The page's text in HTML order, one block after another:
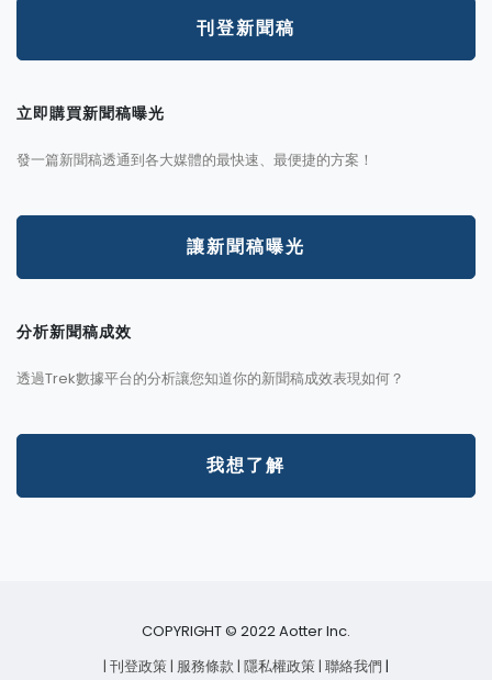
刊登新聞稿
立即購買新聞稿曝光
發一篇新聞稿透通到各大媒體的最快速、最便捷的方案！
讓新聞稿曝光
分析新聞稿成效
透過Trek數據平台的分析讓您知道你的新聞稿成效表現如何？
我想了解
COPYRIGHT © 2022 Aotter Inc.
| 刊登政策| 服務條款 | 隱私權政策| 聯絡我們 |